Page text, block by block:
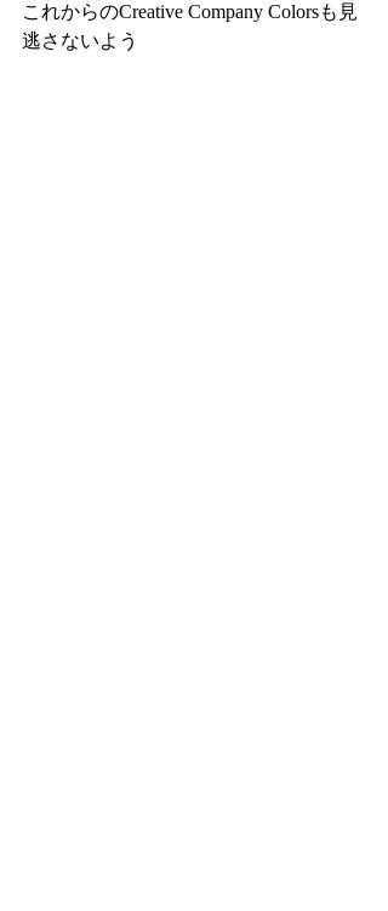
これからのCreative Company Colorsも見
逃さないよう